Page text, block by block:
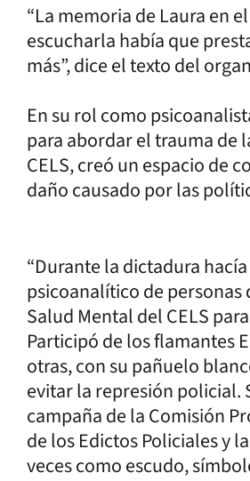
“La memoria de Laura en
escucharla había que
más”, dice el texto del
En su rol como
para abordar el trauma de
CELS, creó un espacio de
daño causado por las
“Durante la dictadura
psicoanalítico de personas
Salud Mental del CELS
Participó de los flamantes
otras, con su pañuelo
evitar la represión policial.
campaña de la Comisión
de los Edictos Policiales y
veces como escudo,